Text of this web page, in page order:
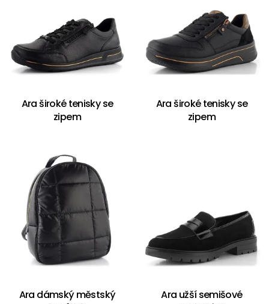
Ara široké tenisky se
zipem
Ara široké tenisky se
zipem
Ara dámský městský
Ara užší semišové